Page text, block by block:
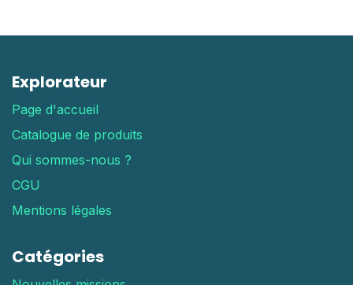
Explorateur
Page d'accueil
Catalogue de produits
Qui sommes-nous ?
CGU
Mentions légales
Catégories